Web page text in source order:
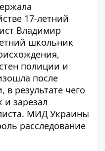
17-летний
Владимир
школьник
полиции и
после
результате чего
и зарезал
МИД Украины
расследование